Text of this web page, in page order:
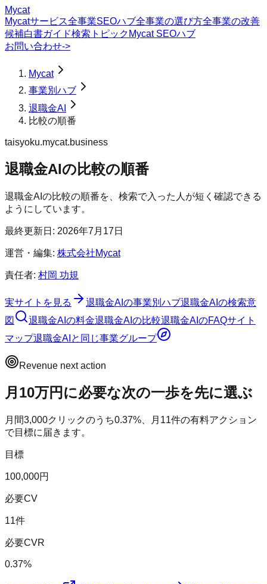
Mycat
Mycatサービス全事業SEOハブ全事業の選び方全事業の改善
候補白書ガイド検索トピック Mycat SEOハブ
お問い合わせ->
Mycat
事業別ハブ
退職金AI
比較の順番
taisyoku.mycat.business
退職金AIの 比較の順番
退職金AIの比較の順番を、検索で入った人が短く確認できる
ようにしています。
最終更新日: 2026年7月17日
運営・編集: 株式会社Mycat
責任者: 村岡 功規
実サイトを見る 退職金AI の事業別ハブ退職金AI の検索意
図
退職金AI の料金退職金AI の比較退職金AI のFAQサイト
マップ退職金AI と同じ事業グループ
Revenue next action
月10万円に必要な次の一歩を先に選ぶ
月間3,000クリックのうち0.37%、月 11件の有料アクション
で目標に届きます。
目標
100,000円
必要CV
11件
必要CVR
0.37%